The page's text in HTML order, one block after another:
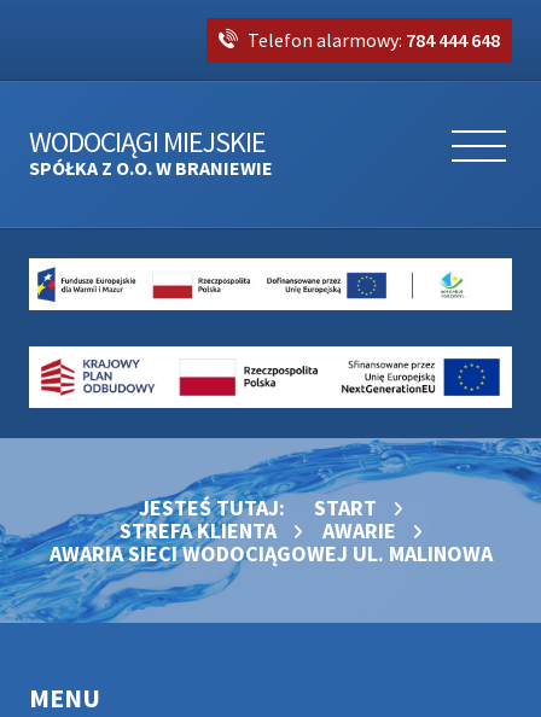
Telefon alarmowy: 784 444 648
WODOCIĄGI MIEJSKIE
SPÓŁKA Z O.O. W BRANIEWIE
JESTEŚ TUTAJ:
START
STREFA KLIENTA
AWARIE
AWARIA SIECI WODOCIĄGOWEJ UL. MALINOWA
MENU